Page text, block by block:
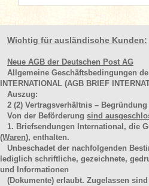
Wichtig für ausländische Kunden:
Neue AGB der Deutschen Post AG
Allgemeine Geschäftsbedingungen
INTERNATIONAL (AGB BRIEF
Auszug:
2 (2) Vertragsverhältnis –
Von der Beförderung sind
1. Briefsendungen International, die
(Waren), enthalten.
Unbeschadet der nachfolgenden
lediglich schriftliche, gezeichnete,
und Informationen
(Dokumente) erlaubt. Zugelassen sind